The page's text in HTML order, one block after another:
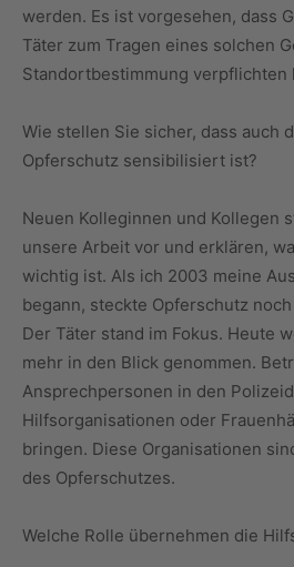
werden. Es ist vorgesehen, dass
Täter zum Tragen eines solchen
Standortbestimmung verpflichten
Wie stellen Sie sicher, dass auch
Opferschutz sensibilisiert ist?
Neuen Kolleginnen und Kollegen
unsere Arbeit vor und erklären,
wichtig ist. Als ich 2003 meine
begann, steckte Opferschutz
Der Täter stand im Fokus. Heute
mehr in den Blick genommen.
Ansprechpersonen in den
Hilfsorganisationen oder
bringen. Diese Organisationen
des Opferschutzes.
Welche Rolle übernehmen die